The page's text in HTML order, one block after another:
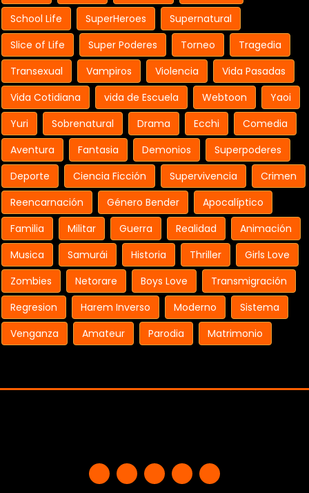
School Life
SuperHeroes
Supernatural
Slice of Life
Super Poderes Torneo
Tragedia
Transexual
Vampiros Violencia
Vida Pasadas
Vida Cotidiana
vida de Escuela Webtoon
Yaoi
Yuri
Sobrenatural Drama Ecchi
Comedia
Aventura
Fantasia Demonios
Superpoderes
Deporte
Ciencia Ficción Supervivencia
Crimen
Reencarnación
Género Bender
Apocalíptico
Familia
Militar Guerra Realidad
Animación
Musica
Samurái Historia Thriller
Girls Love
Zombies
Netorare Boys Love
Transmigración
Regresion
Harem Inverso Moderno
Sistema
Venganza
Amateur Parodia Matrimonio